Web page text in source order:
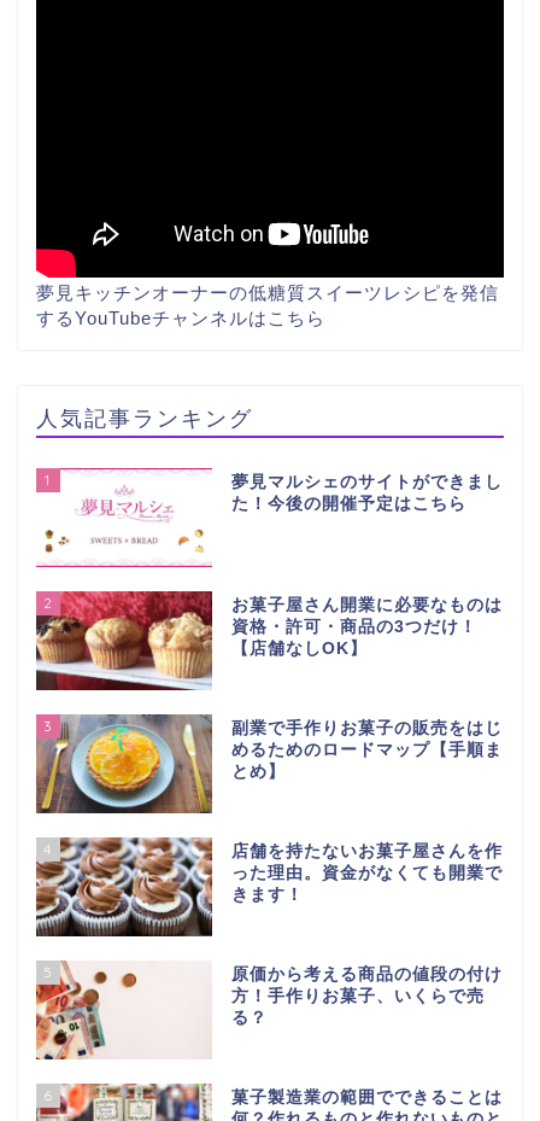
夢見キッチンオーナーの低糖質スイーツレシピを発信
するYouTubeチャンネルはこちら
人気記事ランキング
1
夢見マルシェのサイトができまし
た！今後の開催予定はこちら
2
お菓子屋さん開業に必要なものは
資格・許可・商品の3つだけ！
【店舗なしOK】
3
副業で手作りお菓子の販売をはじ
めるためのロードマップ【手順ま
とめ】
4
店舗を持たないお菓子屋さんを作
った理由。資金がなくても開業で
きます！
5
原価から考える商品の値段の付け
方！手作りお菓子、いくらで売
る？
6
菓子製造業の範囲でできることは